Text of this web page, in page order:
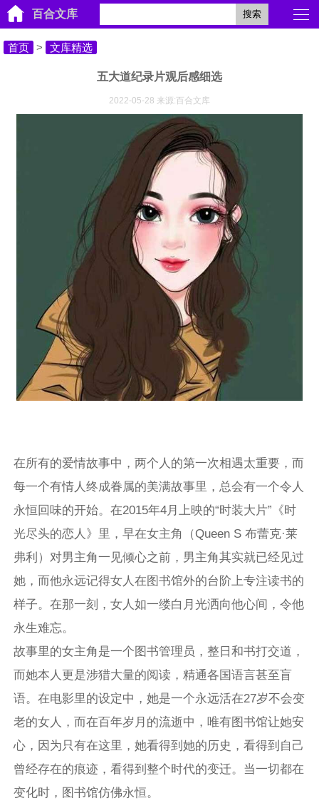
百合文库 搜索
首页 > 文库精选
五大道纪录片观后感细选
2022-05-28 来源:百合文库
在所有的爱情故事中，两个人的第一次相遇太重要，而
每一个有情人终成眷属的美满故事里，总会有一个令人
永恒回味的开始。在2015年4月上映的“时装大片”《时
光尽头的恋人》里，早在女主角（Queen S 布蕾克·莱
弗利）对男主角一见倾心之前，男主角其实就已经见过
她，而他永远记得女人在图书馆外的台阶上专注读书的
样子。在那一刻，女人如一缕白月光洒向他心间，令他
永生难忘。
故事里的女主角是一个图书管理员，整日和书打交道，
而她本人更是涉猎大量的阅读，精通各国语言甚至盲
语。在电影里的设定中，她是一个永远活在27岁不会变
老的女人，而在百年岁月的流逝中，唯有图书馆让她安
心，因为只有在这里，她看得到她的历史，看得到自己
曾经存在的痕迹，看得到整个时代的变迁。当一切都在
变化时，图书馆仿佛永恒。